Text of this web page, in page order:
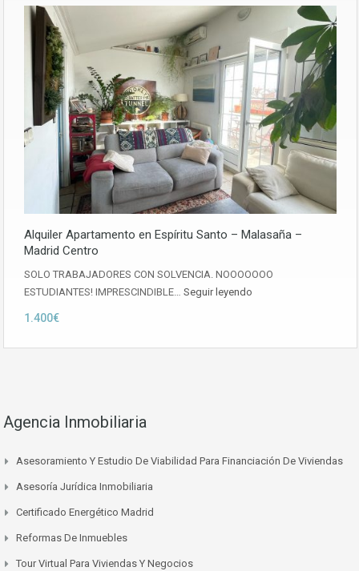
Alquiler Apartamento en Espíritu Santo – Malasaña –
Madrid Centro
SOLO TRABAJADORES CON SOLVENCIA. NOOOOOOO
ESTUDIANTES! IMPRESCINDIBLE… Seguir leyendo
1.400€
Agencia Inmobiliaria
Asesoramiento Y Estudio De Viabilidad Para Financiación De Viviendas
Asesoría Jurídica Inmobiliaria
Certificado Energético Madrid
Reformas De Inmuebles
Tour Virtual Para Viviendas Y Negocios